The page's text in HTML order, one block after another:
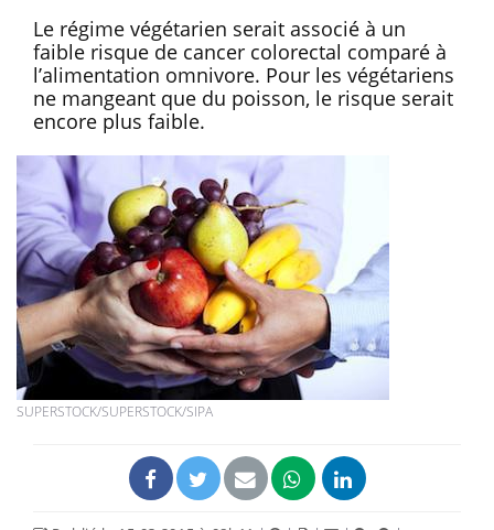
Le régime végétarien serait associé à un
faible risque de cancer colorectal comparé à
l’alimentation omnivore. Pour les végétariens
ne mangeant que du poisson, le risque serait
encore plus faible.
SUPERSTOCK/SUPERSTOCK/SIPA